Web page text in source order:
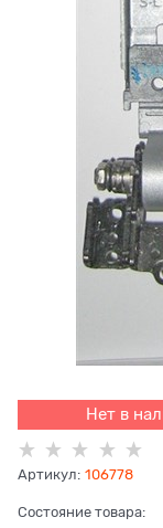
Нет в
Артикул: 106778
Состояние товара: